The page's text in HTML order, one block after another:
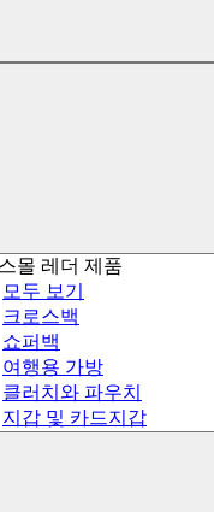
몰 레더 제품
모두 보기
크로스백
쇼퍼백
여행용 가방
클러치와 파우치
지갑 및 카드지갑